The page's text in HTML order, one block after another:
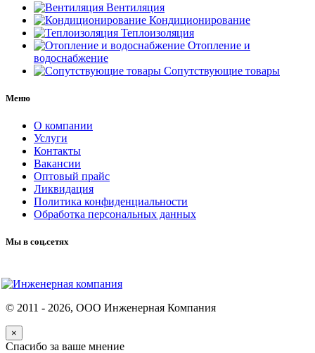
Вентиляция
Кондиционирование
Теплоизоляция
Отопление и
водоснабжение
Сопутствующие товары
Меню
О компании
Услуги
Контакты
Вакансии
Оптовый прайс
Ликвидация
Политика конфиденциальности
Обработка персональных данных
Мы в соц.сетях
© 2011 - 2026, ООО Инженерная Компания
×
Спасибо за ваше мнение